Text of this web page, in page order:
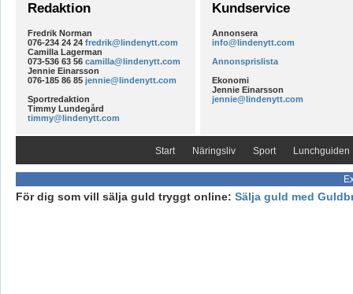
Redaktion
Fredrik Norman
076-234 24 24 fredrik@lindenytt.com
Camilla Lagerman
073-536 63 56 camilla@lindenytt.com
Jennie Einarsson
076-185 86 85 jennie@lindenytt.com
Sportredaktion
Timmy Lundegård
timmy@lindenytt.com
Kundservice
Annonsera
info@lindenytt.com
Annonsprislista
Ekonomi
Jennie Einarsson
jennie@lindenytt.com
Start Näringsliv Sport Lunchguiden
För dig som vill sälja guld tryggt online: Sälja guld med